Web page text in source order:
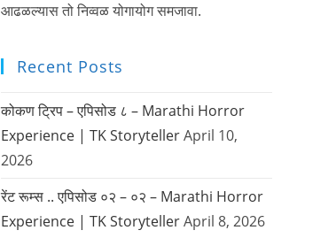
आढळल्यास तो निव्वळ योगायोग समजावा.
Recent Posts
कोकण ट्रिप – एपिसोड ८ – Marathi Horror
Experience | TK StorytellerApril 10,
2026
रेंट रूम्स .. एपिसोड ०२ – ०२ – Marathi Horror
Experience | TK StorytellerApril 8, 2026